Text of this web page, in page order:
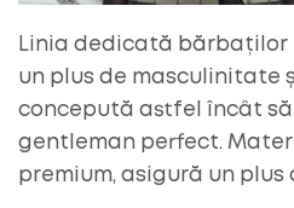
Linia dedicată
un plus de masculinitate
concepută astfel încât
gentleman perfect.
premium, asigură un plus